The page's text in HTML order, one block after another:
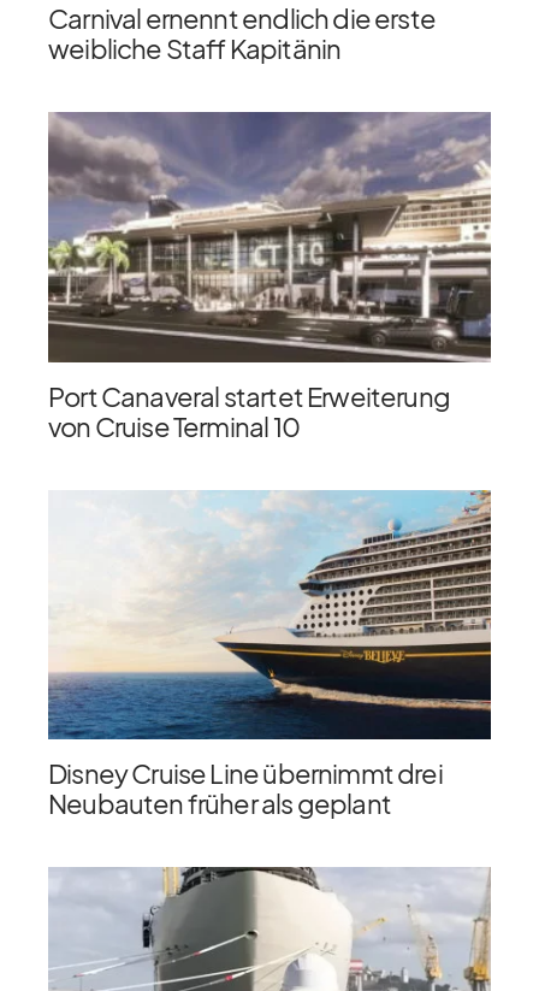
Carnival ernennt endlich die erste
weibliche Staff Kapitänin
Port Canaveral startet Erweiterung
von Cruise Terminal 10
Disney Cruise Line übernimmt drei
Neubauten früher als geplant